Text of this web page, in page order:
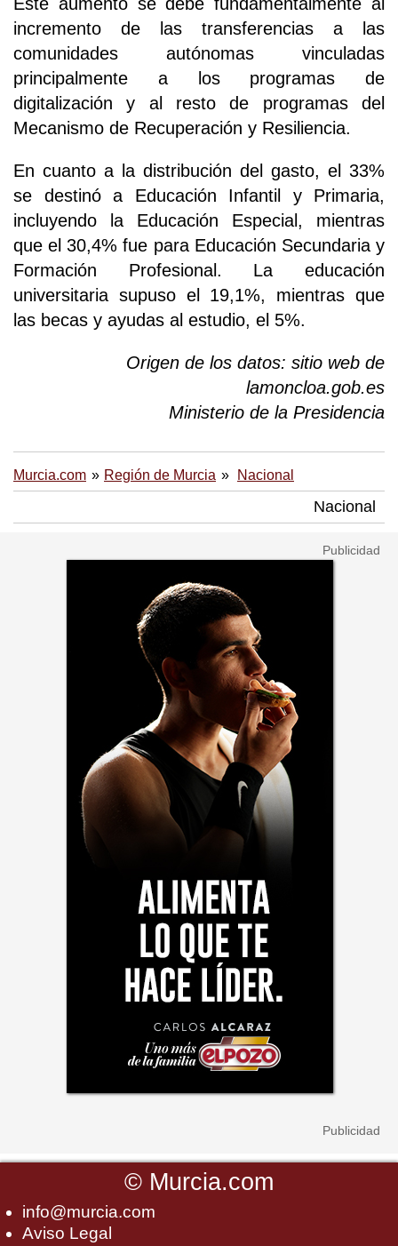
incremento de las transferencias a las
comunidades autónomas vinculadas
principalmente a los programas de
digitalización y al resto de programas del
Mecanismo de Recuperación y Resiliencia.
En cuanto a la distribución del gasto, el 33%
se destinó a Educación Infantil y Primaria,
incluyendo la Educación Especial, mientras
que el 30,4% fue para Educación Secundaria y
Formación Profesional. La educación
universitaria supuso el 19,1%, mientras que
las becas y ayudas al estudio, el 5%.
Origen de los datos: sitio web de
lamoncloa.gob.es
Ministerio de la Presidencia
Murcia.com Región de Murcia Nacional
Nacional
© Murcia.com
info@murcia.com
Aviso Legal